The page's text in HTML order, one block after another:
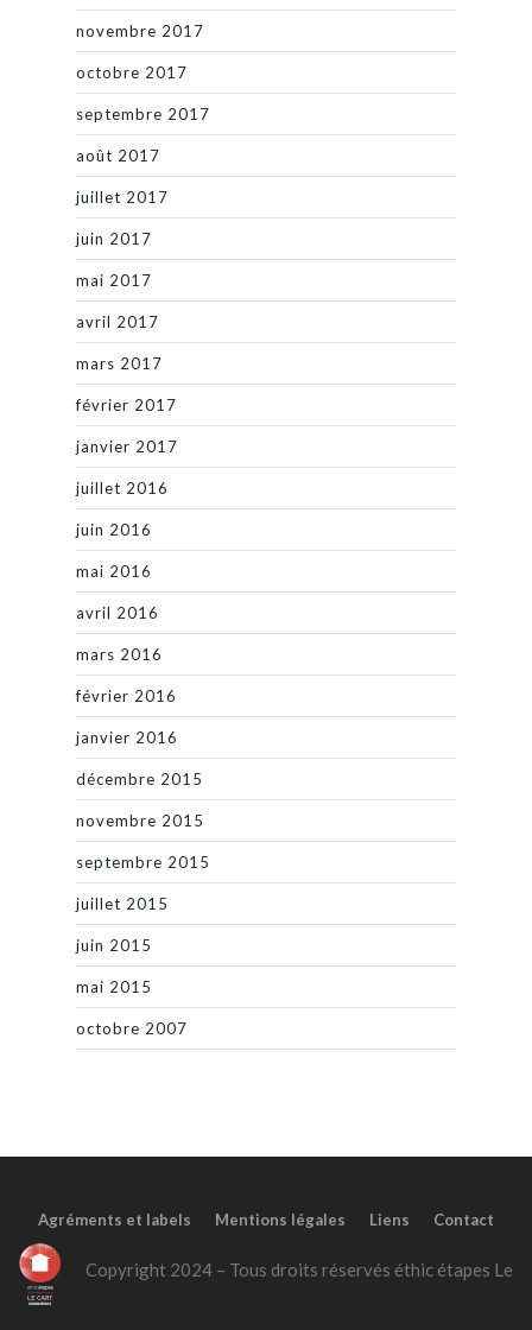
novembre 2017
octobre 2017
septembre 2017
août 2017
juillet 2017
juin 2017
mai 2017
avril 2017
mars 2017
février 2017
janvier 2017
juillet 2016
juin 2016
mai 2016
avril 2016
mars 2016
février 2016
janvier 2016
décembre 2015
novembre 2015
septembre 2015
juillet 2015
juin 2015
mai 2015
octobre 2007
Agréments et labels Mentions légales Liens Contact
Copyright 2024 – Tous droits réservés éthic étapes Le